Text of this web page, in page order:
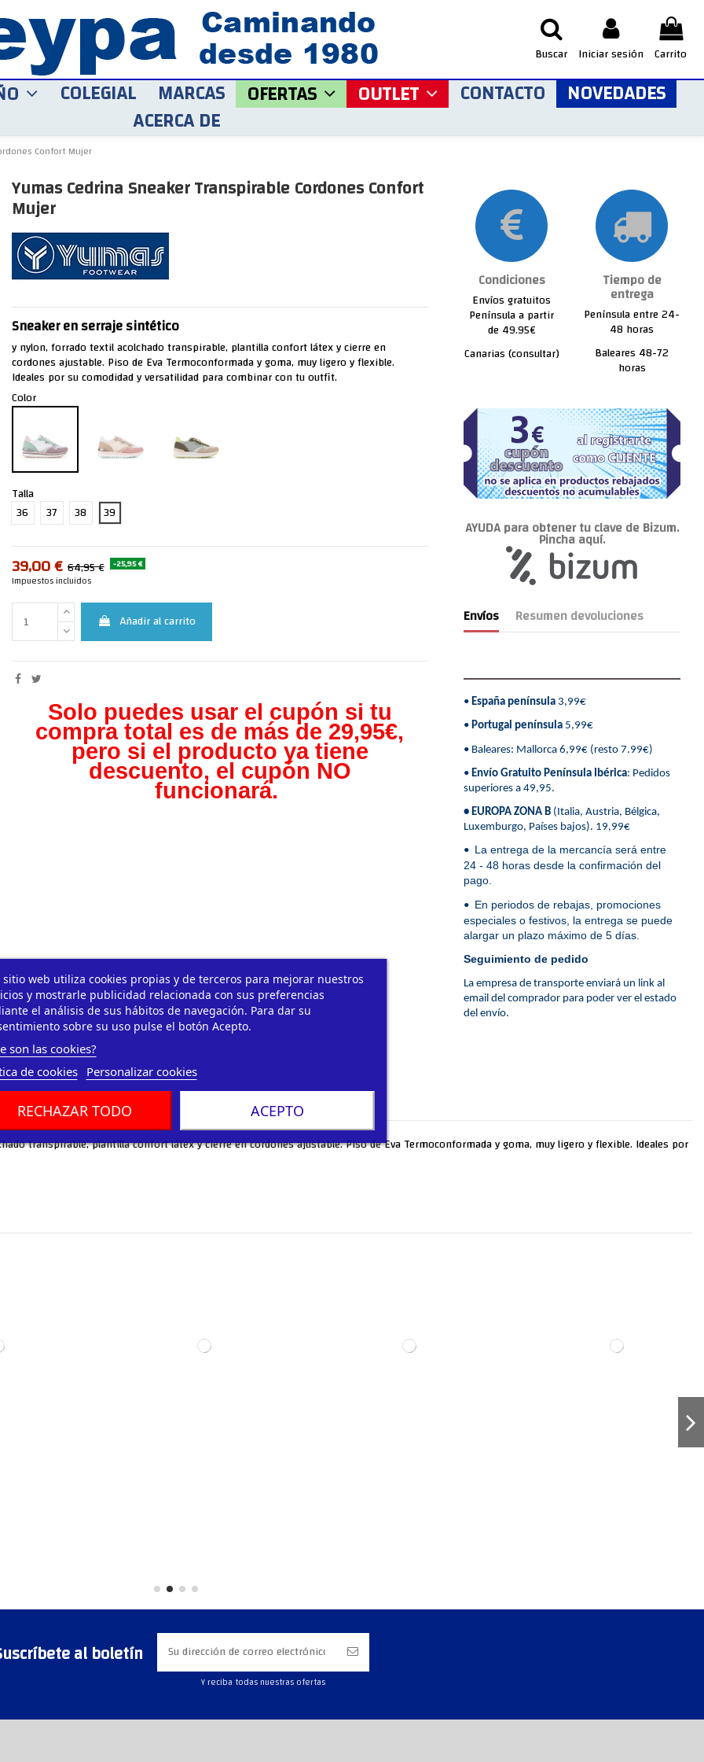
Buscar Iniciar sesión Carrito
sitio web utiliza cookies propias y de terceros para mejorar nuestros
y mostrarle publicidad relacionada con sus preferencias
el análisis de sus hábitos de navegación. Para dar su
sobre su uso pulse el botón Acepto.
son las cookies?
de cookies
Personalizar cookies
RECHAZAR TODO ACEPTO
COLEGIAL MARCAS OFERTAS OUTLET CONTACTO NOVEDADES
ACERCA DE
Confort Mujer
Yumas Cedrina Sneaker Transpirable Cordones Confort
Mujer
Sneaker en serraje sintético
y nylon, forrado textil acolchado transpirable, plantilla confort látex y cierre en
cordones ajustable. Piso de Eva Termoconformada y goma, muy ligero y flexible.
Ideales por su comodidad y versatilidad para combinar con tu outfit.
Color
Talla
36
37 38 39
39,00 € 64,95 € -25,95 €
Impuestos incluidos
Añadir al carrito
Solo puedes usar el cupón si tu
compra total es de más de 29,95€,
pero si el producto ya tiene
descuento, el cupón NO
funcionará.
Condiciones
Envíos gratuitos
Península a partir
de 49.95€
Canarias (consultar)
Tiempo de
entrega
Península entre 24-
48 horas
Baleares 48-72
horas
AYUDA para obtener tu clave de Bizum.
Pincha aquí.
Envíos Resumen devoluciones
• España península3,99€
• Portugal península5,99€
• Baleares: Mallorca 6,99€ (resto 7.99€)
• Envío Gratuito Península Ibérica: Pedidos
superiores a 49,95.
• EUROPA ZONA B(Italia, Austria, Bélgica,
Luxemburgo, Países bajos). 19,99€
• La entrega de la mercancía será entre
24 - 48 horas desde la confirmación del
pago.
• En periodos de rebajas, promociones
especiales o festivos, la entrega se puede
alargar un plazo máximo de 5 días.
Seguimiento de pedido
La empresa de transporte enviará un link al
email del comprador para poder ver el estado
del envío.
transpirable, plantilla confort látex y cierre en cordones ajustable. Piso de Eva Termoconformada y goma, muy ligero y flexible. Ideales por
al boletín
Y reciba todas nuestras ofertas